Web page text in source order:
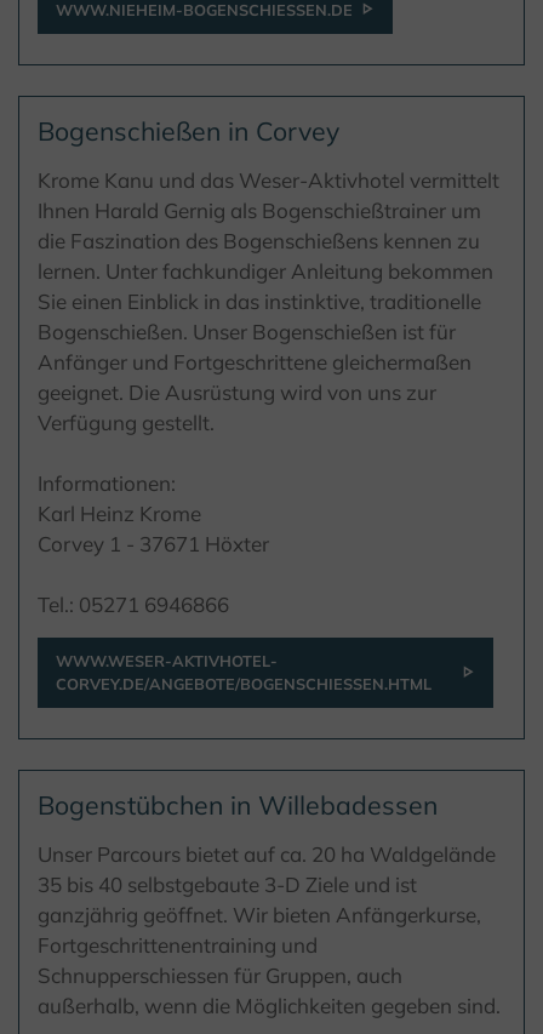
WWW.NIEHEIM-BOGENSCHIESSEN.DE
Bogenschießen in Corvey
Krome Kanu und das Weser-Aktivhotel vermittelt
Ihnen Harald Gernig als Bogenschießtrainer um
die Faszination des Bogenschießens kennen zu
lernen. Unter fachkundiger Anleitung bekommen
Sie einen Einblick in das instinktive, traditionelle
Bogenschießen. Unser Bogenschießen ist für
Anfänger und Fortgeschrittene gleichermaßen
geeignet. Die Ausrüstung wird von uns zur
Verfügung gestellt.
Informationen:
Karl Heinz Krome
Corvey 1 - 37671 Höxter
Tel.: 05271 6946866
WWW.WESER-AKTIVHOTEL-
CORVEY.DE/ANGEBOTE/BOGENSCHIESSEN.HTML
Bogenstübchen in Willebadessen
Unser Parcours bietet auf ca. 20 ha Waldgelände
35 bis 40 selbstgebaute 3-D Ziele und ist
ganzjährig geöffnet. Wir bieten Anfängerkurse,
Fortgeschrittenentraining und
Schnupperschiessen für Gruppen, auch
außerhalb, wenn die Möglichkeiten gegeben sind.